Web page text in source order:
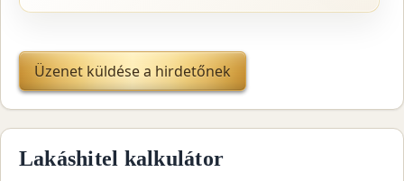
Üzenet küldése a hirdetőnek
Lakáshitel kalkulátor